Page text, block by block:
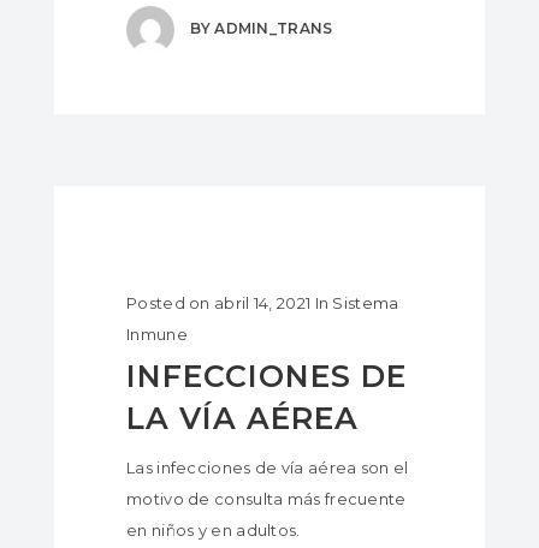
BYADMIN_TRANS
Posted on abril 14, 2021 In Sistema
Inmune
INFECCIONES DE
LA VÍA AÉREA
Las infecciones de vía aérea son el
motivo de consulta más frecuente
en niños y en adultos.